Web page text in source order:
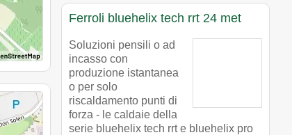
Ferroli bluehelix tech rrt 24 met
Soluzioni pensili o ad
incasso con
produzione istantanea
o per solo
riscaldamento punti di
forza - le caldaie della
serie bluehelix tech rrt e bluehelix pro